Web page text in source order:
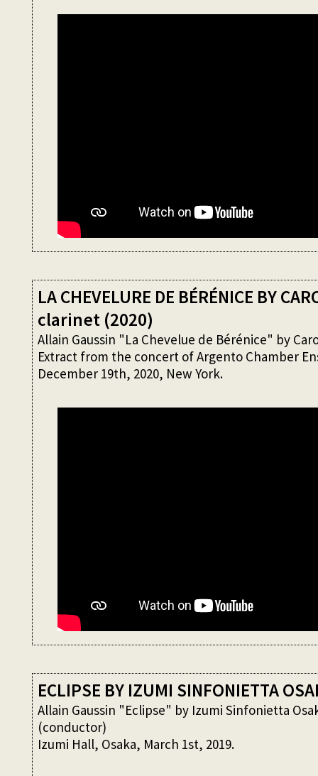
LA CHEVELURE DE BÉRÉNICE BY
clarinet (2020)
Allain Gaussin "La Chevelue de Bérénice" by
Extract from the concert of Argento Chamber
December 19th, 2020, New York.
ECLIPSE BY IZUMI SINFONIETTA
Allain Gaussin "Eclipse" by Izumi Sinfonietta
(conductor)
Izumi Hall, Osaka, March 1st, 2019.